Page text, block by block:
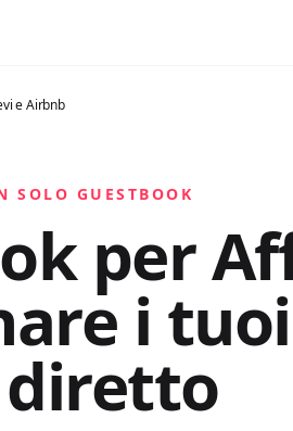
e Airbnb
GUESTBOOK
per
i